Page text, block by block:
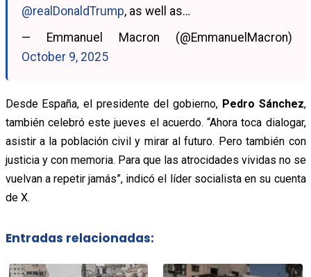
@realDonaldTrump, as well as…
— Emmanuel Macron (@EmmanuelMacron)
October 9, 2025
Desde España, el presidente del gobierno, Pedro Sánchez,
también celebró este jueves el acuerdo. “Ahora toca dialogar,
asistir a la población civil y mirar al futuro. Pero también con
justicia y con memoria. Para que las atrocidades vividas no se
vuelvan a repetir jamás”, indicó el líder socialista en su cuenta
de X.
Entradas relacionadas: